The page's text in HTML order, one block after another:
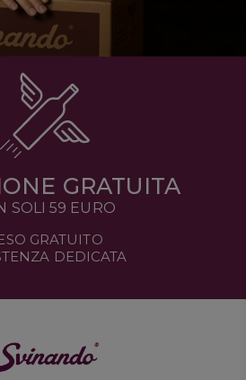
GRATUITA
SOLI 59 EURO
GRATUITO
DEDICATA